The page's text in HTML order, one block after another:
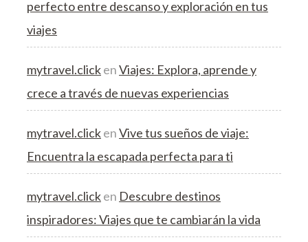
perfecto entre descanso y exploración en tus
viajes
mytravel.clickenViajes: Explora, aprende y
crece a través de nuevas experiencias
mytravel.clickenVive tus sueños de viaje:
Encuentra la escapada perfecta para ti
mytravel.clicken Descubre destinos
inspiradores: Viajes que te cambiarán la vida